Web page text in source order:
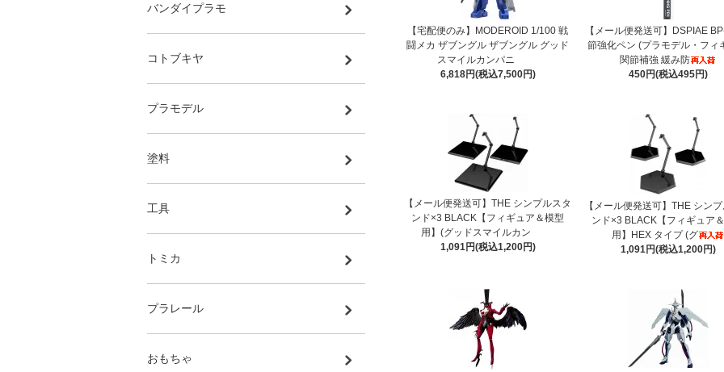
【宅配便のみ】MODEROID 1/100 戦
闘メカ ザブングル ザブングル グッド
スマイルカンパニ
6,818円(税込7,500円)
【メール便発送可】DSPIAE
節強化ペン (プラモデル・フィ
関節補強 緩み防
450円(税込495円)
【メール便発送可】THE シンプルスタ
ンド×3 BLACK【フィギュア＆模型
用】(グッドスマイルカン
1,091円(税込1,200円)
【メール便発送可】THE シン
ンド×3 BLACK【フィギュア
用】HEX タイプ (グ
1,091円(税込1,200円)
バンダイプラモ
コトブキヤ
プラモデル
塗料
工具
トミカ
プラレール
おもちゃ